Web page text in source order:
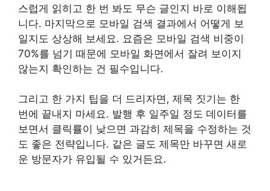
스럽게 읽히고 한 번 봐도 무슨 글인지 바로 이해됩
니다. 마지막으로 모바일 검색 결과에서 어떻게 보
일지도 상상해 보세요. 요즘은 모바일 검색 비중이
70%를 넘기 때문에 모바일 화면에서 잘려 보이지
않는지 확인하는 건 필수입니다.
그리고 한 가지 팁을 더 드리자면, 제목 짓기는 한
번에 끝내지 마세요. 발행 후 일주일 정도 데이터를
보면서 클릭률이 낮으면 과감히 제목을 수정하는 것
도 좋은 전략입니다. 같은 글도 제목만 바꾸면 새로
운 방문자가 유입될 수 있거든요.